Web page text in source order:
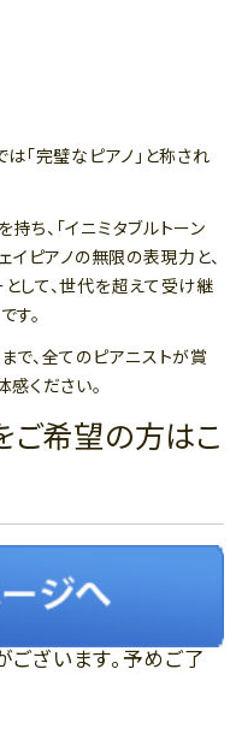
「完璧なピアノ」と称され
ち、「イニミタブルトーン
イピアノの無限の表現力と、
して、世代を超えて受け継
す。
で、全てのピアニストが賞
感ください。
ご希望の方はこ
ざいます。予めご了